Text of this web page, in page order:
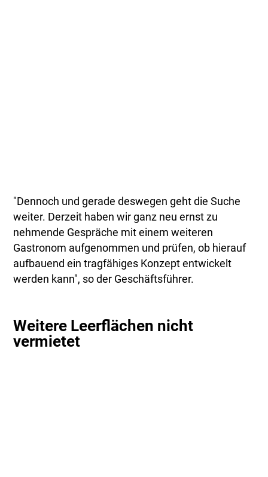
"Dennoch und gerade deswegen geht die Suche
weiter. Derzeit haben wir ganz neu ernst zu
nehmende Gespräche mit einem weiteren
Gastronom aufgenommen und prüfen, ob hierauf
aufbauend ein tragfähiges Konzept entwickelt
werden kann", so der Geschäftsführer.
Weitere Leerflächen nicht
vermietet